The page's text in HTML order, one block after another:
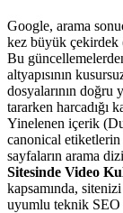
Google, arama
kez büyük çekirdek
Bu
altyapısının
dosyalarının doğru
tararken harcadığı
Yinelenen içerik
canonical etiketlerin
sayfaların arama
Sitesinde Video
kapsamında,
uyumlu teknik SEO